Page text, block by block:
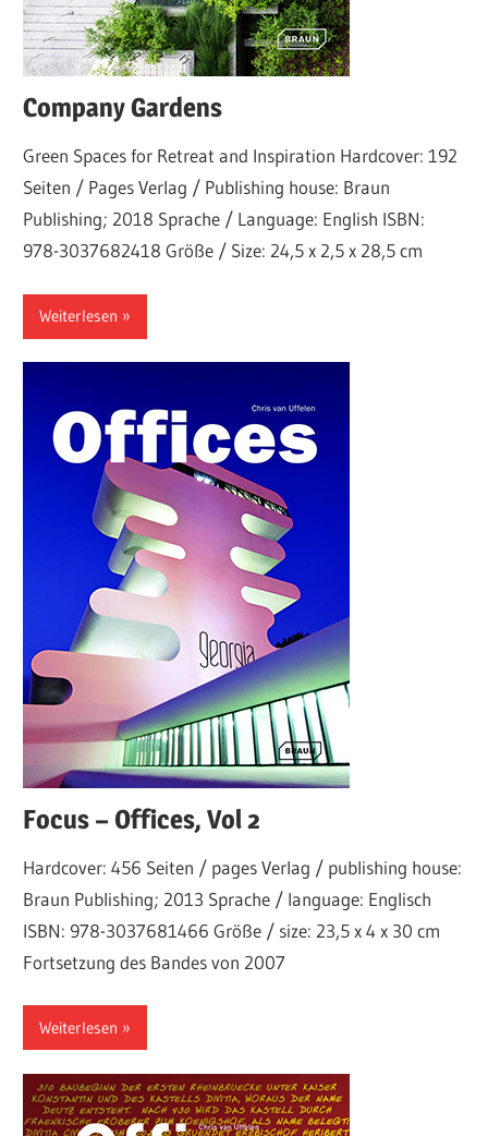
Company Gardens
Green Spaces for Retreat and Inspiration Hardcover: 192
Seiten / Pages Verlag / Publishing house: Braun
Publishing; 2018 Sprache / Language: English ISBN:
978-3037682418 Größe / Size: 24,5 x 2,5 x 28,5 cm
Weiterlesen
Focus – Offices, Vol 2
Hardcover: 456 Seiten / pages Verlag / publishing house:
Braun Publishing; 2013 Sprache / language: Englisch
ISBN: 978-3037681466 Größe / size: 23,5 x 4 x 30 cm
Fortsetzung des Bandes von 2007
Weiterlesen